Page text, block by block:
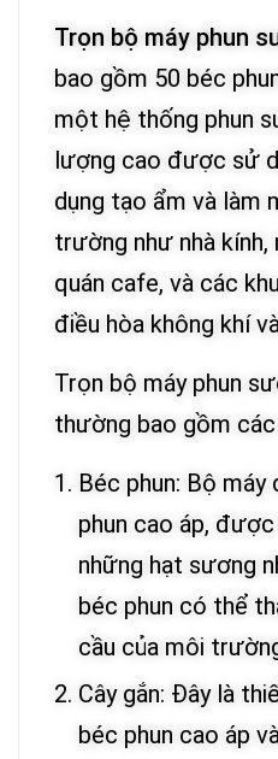
Trọn bộ máy phun
bao gồm 50 béc
một hệ thống phun
lượng cao được sử
dụng tạo ẩm và làm
trường như nhà kính,
quán cafe, và các
điều hòa không khí
Trọn bộ máy phun
thường bao gồm các
Béc phun: Bộ
phun cao áp,
những hạt sương
béc phun có thể
cầu của môi
Cây gắn: Đây là
béc phun cao áp